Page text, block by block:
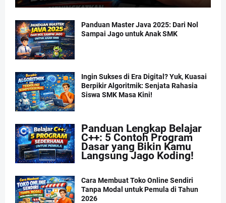
Panduan Master Java 2025: Dari Nol
Sampai Jago untuk Anak SMK
Ingin Sukses di Era Digital? Yuk, Kuasai
Berpikir Algoritmik: Senjata Rahasia
Siswa SMK Masa Kini!
Panduan Lengkap Belajar
C++: 5 Contoh Program
Dasar yang Bikin Kamu
Langsung Jago Koding!
Cara Membuat Toko Online Sendiri
Tanpa Modal untuk Pemula di Tahun
2026